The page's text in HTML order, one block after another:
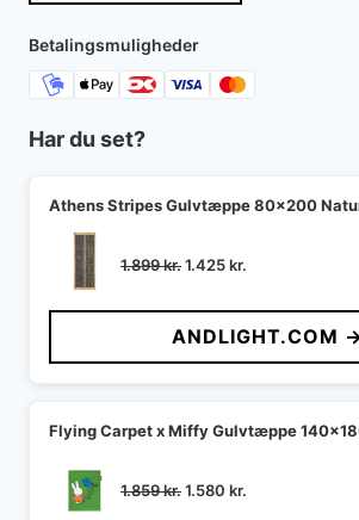
Betalingsmuligheder
Har du set?
Athens Stripes Gulvtæppe 80x200
1.899kr.Den
pris
var:
1.899 kr..
1.425kr.
pris
er:
1.425 kr..
ANDLIGHT.COM
Flying Carpet x Miffy Gulvtæppe
1.859kr.Den
1.580 kr.